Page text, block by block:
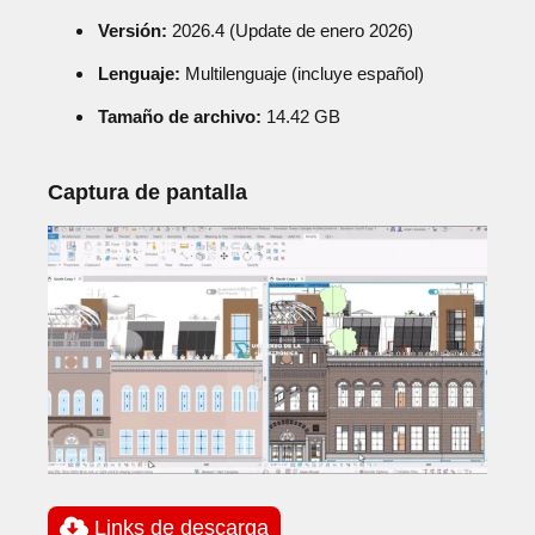
Versión: 2026.4 (Update de enero 2026)
Lenguaje: Multilenguaje (incluye español)
Tamaño de archivo: 14.42 GB
Captura de pantalla
Links de descarga